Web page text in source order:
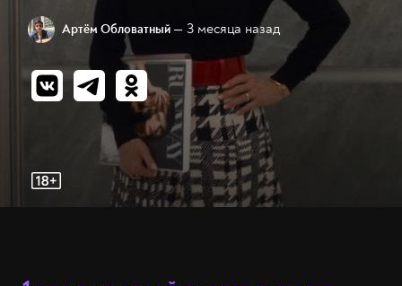
Артём Обловатный — 3 месяца назад